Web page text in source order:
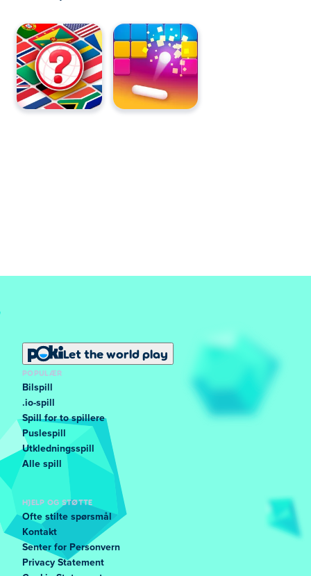
Let the world play
POPULÆR
Bilspill
.io-spill
Spill for to spillere
Puslespill
Utkledningsspill
Alle spill
HJELP OG STØTTE
Ofte stilte spørsmål
Kontakt
Senter for Personvern
Privacy Statement